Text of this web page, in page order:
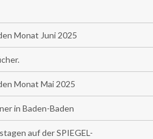
Monat Juni 2025
Monat Mai 2025
in Baden-Baden
auf der SPIEGEL-